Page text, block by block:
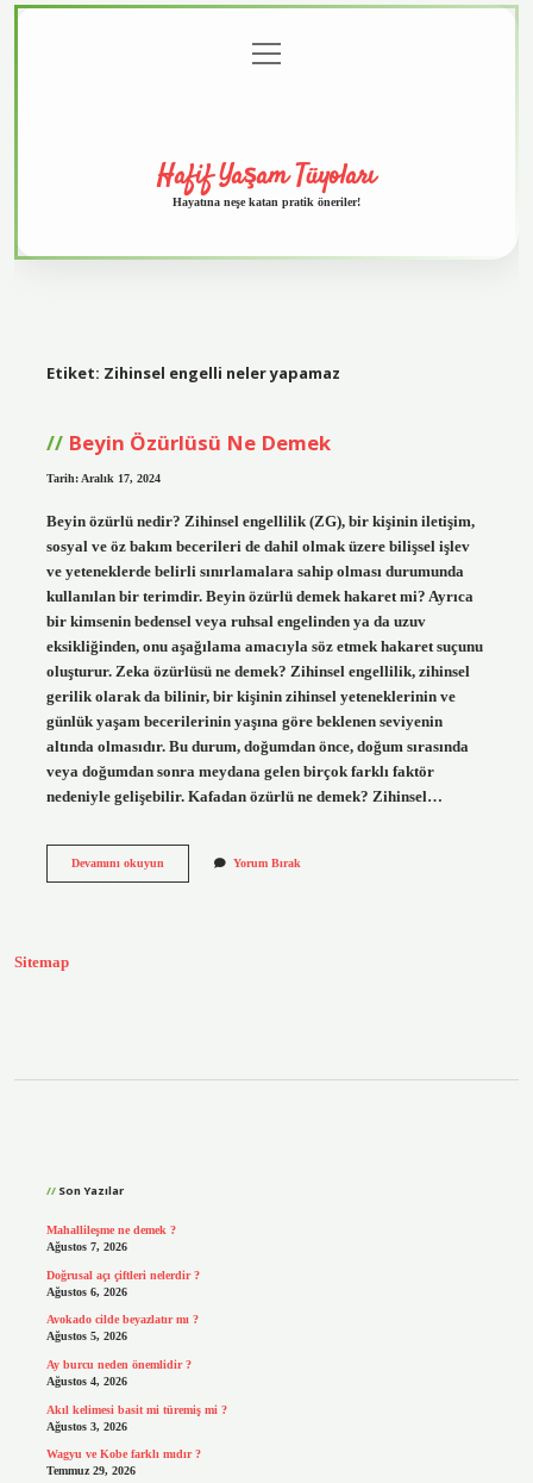
menüyü
aç
Hafif Yaşam Tüyoları
Hayatına neşe katan pratik öneriler!
Etiket: Zihinsel engelli neler yapamaz
Beyin Özürlüsü Ne Demek
Tarih: Aralık 17, 2024
Beyin özürlü nedir? Zihinsel engellilik (ZG), bir kişinin iletişim,
sosyal ve öz bakım becerileri de dahil olmak üzere bilişsel işlev
ve yeteneklerde belirli sınırlamalara sahip olması durumunda
kullanılan bir terimdir. Beyin özürlü demek hakaret mi? Ayrıca
bir kimsenin bedensel veya ruhsal engelinden ya da uzuv
eksikliğinden, onu aşağılama amacıyla söz etmek hakaret suçunu
oluşturur. Zeka özürlüsü ne demek? Zihinsel engellilik, zihinsel
gerilik olarak da bilinir, bir kişinin zihinsel yeteneklerinin ve
günlük yaşam becerilerinin yaşına göre beklenen seviyenin
altında olmasıdır. Bu durum, doğumdan önce, doğum sırasında
veya doğumdan sonra meydana gelen birçok farklı faktör
nedeniyle gelişebilir. Kafadan özürlü ne demek? Zihinsel…
Devamını okuyunBeyin
Yorum Bırak
Sitemap
Son Yazılar
Mahallileşme ne demek ?
Ağustos 7, 2026
Doğrusal açı çiftleri nelerdir ?
Ağustos 6, 2026
Avokado cilde beyazlatır mı ?
Ağustos 5, 2026
Ay burcu neden önemlidir ?
Ağustos 4, 2026
Akıl kelimesi basit mi türemiş mi ?
Ağustos 3, 2026
Wagyu ve Kobe farklı mıdır ?
Temmuz 29, 2026